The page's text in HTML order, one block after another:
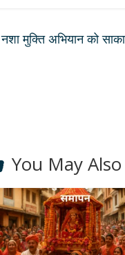
s b gr
नशा मुक्ति अभियान को
You May